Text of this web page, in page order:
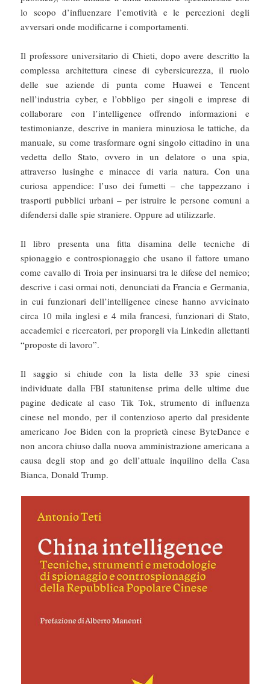
lo scopo d’influenzare l’emotività e le percezioni degli
avversari onde modificarne i comportamenti.
Il professore universitario di Chieti, dopo avere descritto la
complessa architettura cinese di cybersicurezza, il ruolo
delle sue aziende di punta come Huawei e Tencent
nell’industria cyber, e l’obbligo per singoli e imprese di
collaborare con l’intelligence offrendo informazioni e
testimonianze, descrive in maniera minuziosa le tattiche, da
manuale, su come trasformare ogni singolo cittadino in una
vedetta dello Stato, ovvero in un delatore o una spia,
attraverso lusinghe e minacce di varia natura. Con una
curiosa appendice: l’uso dei fumetti – che tappezzano i
trasporti pubblici urbani – per istruire le persone comuni a
difendersi dalle spie straniere. Oppure ad utilizzarle.
Il libro presenta una fitta disamina delle tecniche di
spionaggio e controspionaggio che usano il fattore umano
come cavallo di Troia per insinuarsi tra le difese del nemico;
descrive i casi ormai noti, denunciati da Francia e Germania,
in cui funzionari dell’intelligence cinese hanno avvicinato
circa 10 mila inglesi e 4 mila francesi, funzionari di Stato,
accademici e ricercatori, per proporgli via Linkedin allettanti
“proposte di lavoro”.
Il saggio si chiude con la lista delle 33 spie cinesi
individuate dalla FBI statunitense prima delle ultime due
pagine dedicate al caso Tik Tok, strumento di influenza
cinese nel mondo, per il contenzioso aperto dal presidente
americano Joe Biden con la proprietà cinese ByteDance e
non ancora chiuso dalla nuova amministrazione americana a
causa degli stop and go dell’attuale inquilino della Casa
Bianca, Donald Trump.